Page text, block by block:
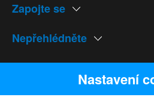
Nastavení
Zapojte se
Nepřehlédněte
Naše weby